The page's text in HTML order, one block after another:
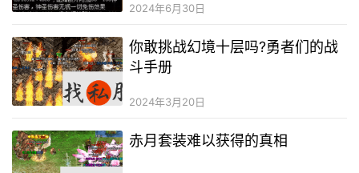
2024年6月30日
你敢挑战幻境十层吗?勇者们的战
斗手册
2024年3月20日
赤月套装难以获得的真相